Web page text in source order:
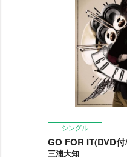
シングル
GO FOR IT(DVD
三浦大知